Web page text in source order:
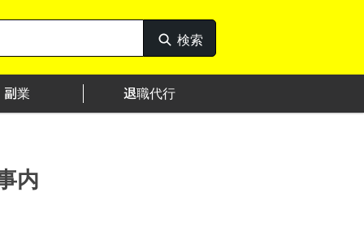
検索
検
索
副業 退職代行
内